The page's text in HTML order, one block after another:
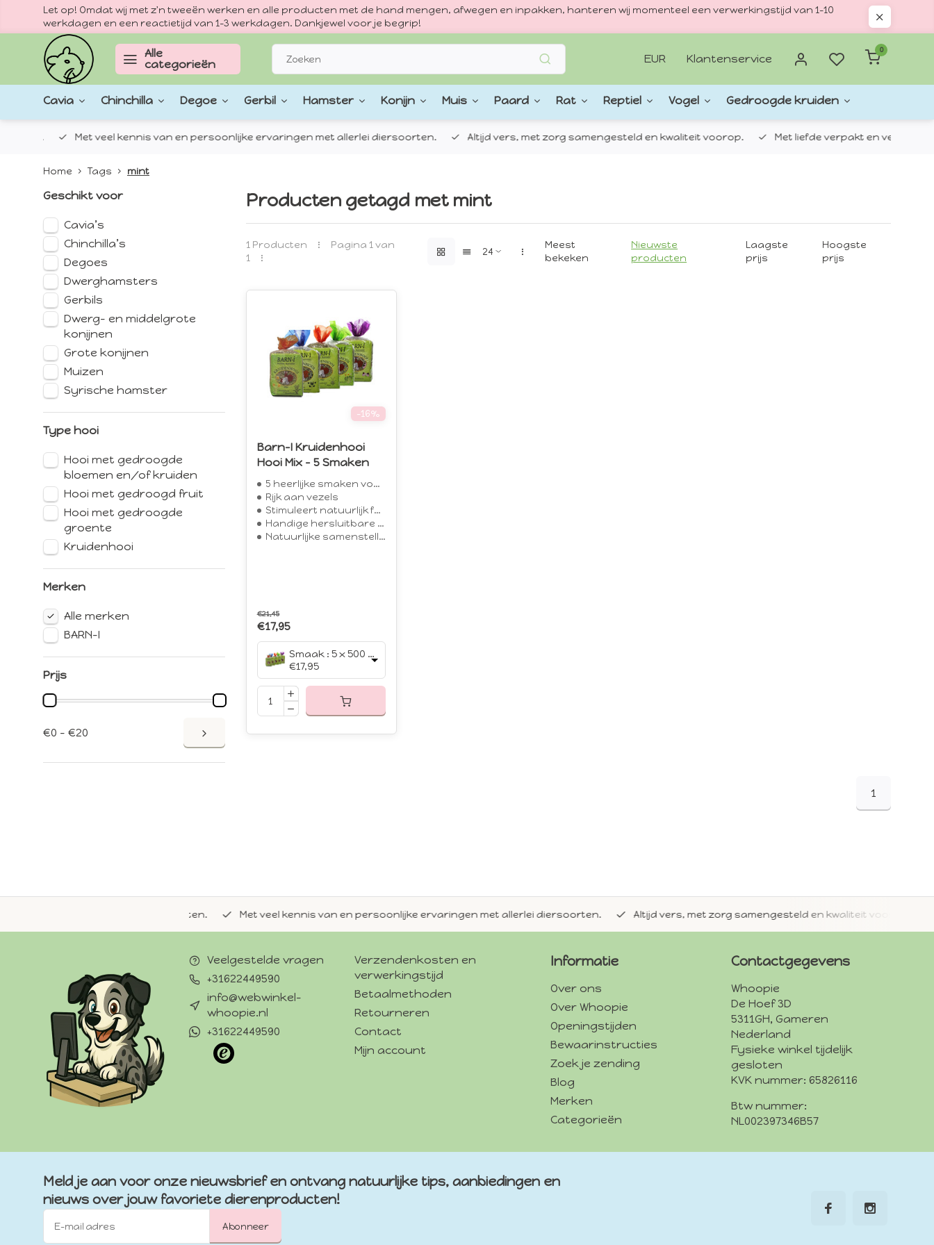
Let op! Omdat wij met z'n tweeën werken en alle producten met de hand mengen, afwegen en inpakken, hanteren wij momenteel een verwerkingstijd van 1–10
werkdagen en een reactietijd van 1–3 werkdagen. Dankjewel voor je begrip!
Alle
categorieën
EUR Klantenservice
0
Cavia Chinchilla Degoe Gerbil Hamster Konijn Muis Paard Rat Reptiel Vogel Gedroogde kruiden
Met veel kennis van en persoonlijke ervaringen met allerlei diersoorten. Altijd vers, met zorg samengesteld en kwaliteit voorop. Met liefde verpakt en verzonden.
Home Tags mint
Geschikt voor
Cavia’s
Chinchilla’s
Degoes
Dwerghamsters
Gerbils
Dwerg- en middelgrote
konijnen
Grote konijnen
Muizen
Syrische hamster
Type hooi
Hooi met gedroogde
bloemen en/of kruiden
Hooi met gedroogd fruit
Hooi met gedroogde
groente
Kruidenhooi
Merken
Alle merken
BARN-I
Prijs
€0 - €20
Producten getagd met mint
1 Producten
Pagina 1 van
1
Meest
bekeken
Nieuwste
producten
Laagste
prijs
Hoogste
prijs
-16%
Barn-I Kruidenhooi
Hooi Mix - 5 Smaken
5 heerlijke smaken voor afwisseling
Rijk aan vezels
Stimuleert natuurlijk foerageergedrag
Handige hersluitbare verpakking
Natuurlijke samenstelling zonder toevoegingen
€21,45
€17,95
Smaak : 5 x 500 gram
€17,95
1
Met veel kennis van en persoonlijke ervaringen met allerlei diersoorten. Altijd vers, met zorg samengesteld en kwaliteit voorop.
Veelgestelde vragen
+31622449590
info@webwinkel-
whoopie.nl
+31622449590
Verzendenkosten en
verwerkingstijd
Betaalmethoden
Retourneren
Contact
Mijn account
Informatie
Over ons
Over Whoopie
Openingstijden
Bewaarinstructies
Zoek je zending
Blog
Merken
Categorieën
Contactgegevens
Whoopie
De Hoef 3D
5311GH, Gameren
Nederland
Fysieke winkel tijdelijk
gesloten
KVK nummer: 65826116
Btw nummer:
NL002397346B57
Meld je aan voor onze nieuwsbrief en ontvang natuurlijke tips, aanbiedingen en
nieuws over jouw favoriete dierenproducten!
Abonneer